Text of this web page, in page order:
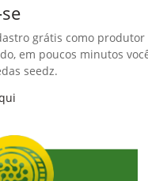
grátis como
em poucos minutos
seedz.